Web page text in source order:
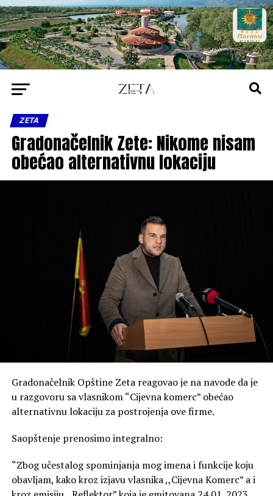
ZETA
Gradonačelnik Zete: Nikome nisam
obećao alternativnu lokaciju
Gradonačelnik Opštine Zeta reagovao je na navode da je
u razgovoru sa vlasnikom “Cijevna komerc” obećao
alternativnu lokaciju za postrojenja ove firme.
Saopštenje prenosimo integralno:
“Zbog učestalog spominjanja mog imena i funkcije koju
obavljam, kako kroz izjavu vlasnika ,,Cijevna Komerc” a i